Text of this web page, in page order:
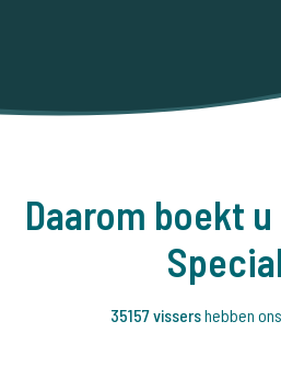
Daarom boekt
35157 vissershebben